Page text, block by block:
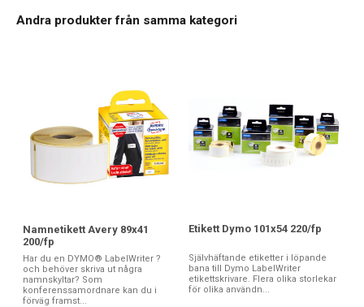
Andra produkter från samma kategori
Namnetikett Avery 89x41
200/fp
Har du en DYMO® LabelWriter ?
och behöver skriva ut några
namnskyltar? Som
konferenssamordnare kan du i
förväg framst...
Etikett Dymo 101x54 220/fp
Självhäftande etiketter i löpande
bana till Dymo LabelWriter
etikettskrivare. Flera olika storlekar
för olika användn...